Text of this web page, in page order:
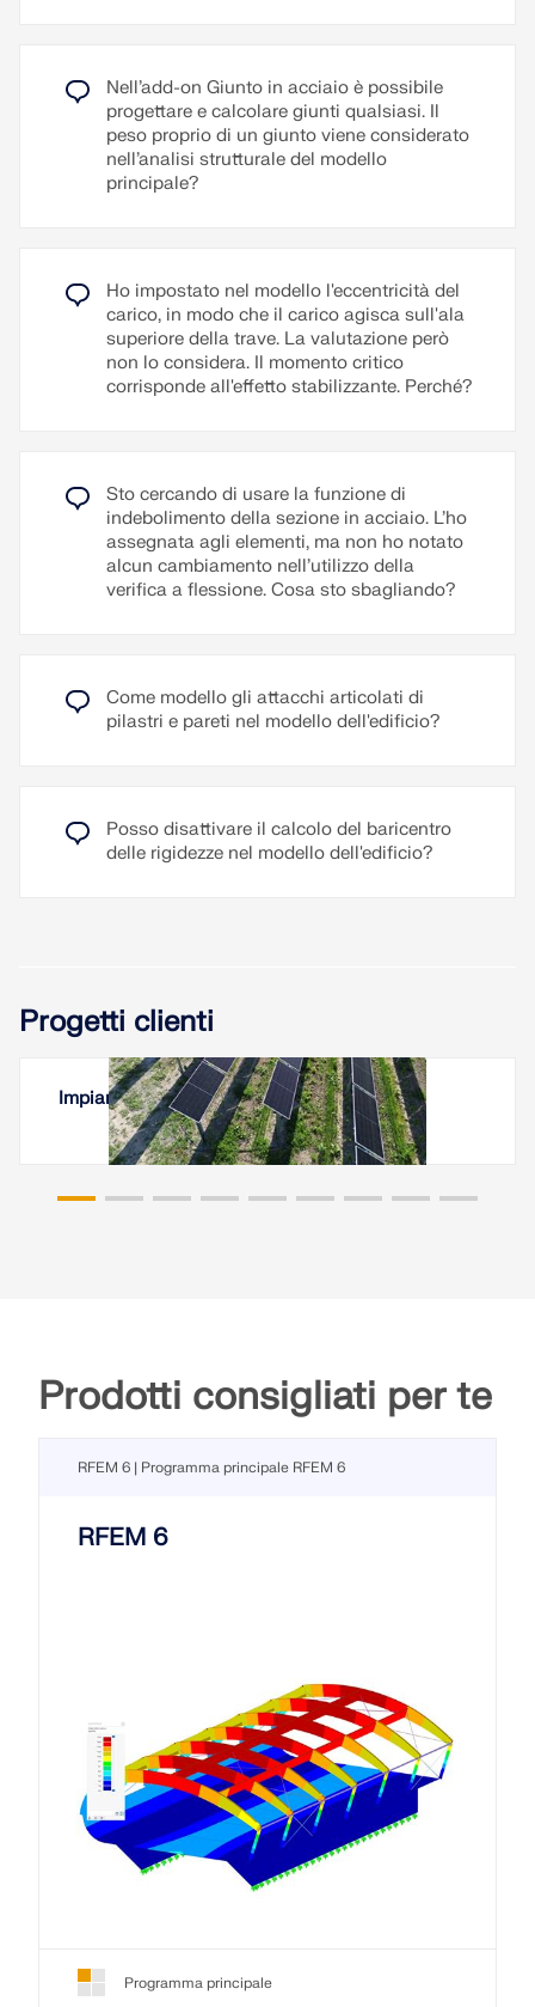
norme.
Per il video esplicativo
Leggi di più
quotare automaticamente piastre di testa, piastre
di base e collegamenti piastra-piastra. La
quotatura automatica può essere attivata nel
navigatore espandibile a destra. Le catene di quote
generate possono essere eliminate e spostate.
Nell’add-on Giunto in acciaio è possibile
progettare e calcolare giunti qualsiasi. Il
peso proprio di un giunto viene considerato
nell’analisi strutturale del modello
principale?
Ho impostato nel modello l'eccentricità del
carico, in modo che il carico agisca sull'ala
superiore della trave. La valutazione però
non lo considera. Il momento critico
corrisponde all'effetto stabilizzante. Perché?
Sto cercando di usare la funzione di
indebolimento della sezione in acciaio. L’ho
assegnata agli elementi, ma non ho notato
alcun cambiamento nell’utilizzo della
verifica a flessione. Cosa sto sbagliando?
Come modello gli attacchi articolati di
pilastri e pareti nel modello dell'edificio?
Posso disattivare il calcolo del baricentro
delle rigidezze nel modello dell'edificio?
Progetti clienti
Impianto Agro-Fotovoltaico Vigneto, Italia
Prodotti consigliati per te
RFEM 6 | Programma principale RFEM 6
RFEM 6
Programma principale